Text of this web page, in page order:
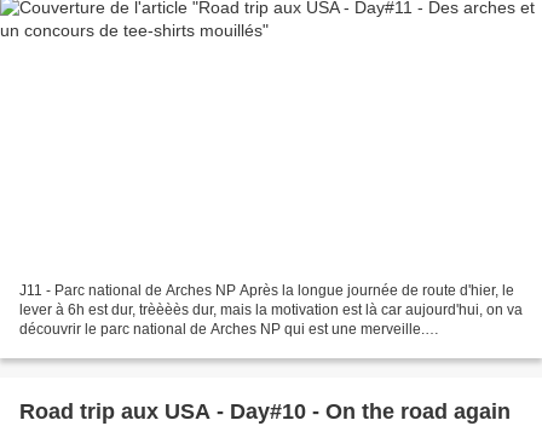
J11 - Parc national de Arches NP Après la longue journée de route d'hier, le
lever à 6h est dur, trèèèès dur, mais la motivation est là car aujourd'hui, on va
découvrir le parc national de Arches NP qui est une merveille.
Road trip aux USA - Day#10 - On the road again